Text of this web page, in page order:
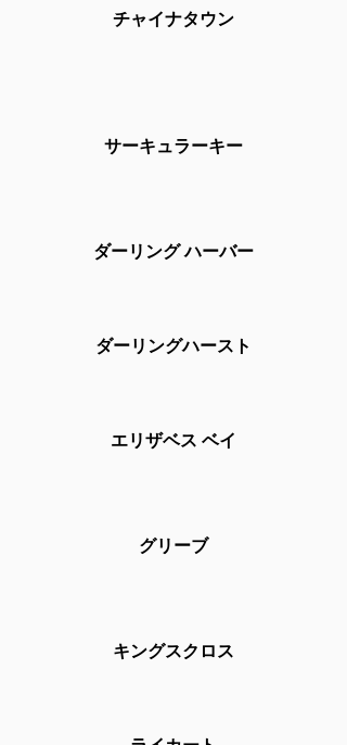
チャイナタウン
サーキュラーキー
ダーリング ハーバー
ダーリングハースト
エリザベス ベイ
グリーブ
キングスクロス